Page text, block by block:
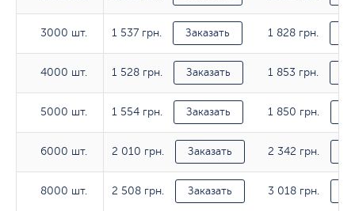
3000 шт.
4000 шт.
5000 шт.
6000 шт.
8000 шт.
3000 шт. 1 537 грн. Заказать 1 828 грн.
4000 шт. 1 528 грн. Заказать 1 853 грн.
5000 шт. 1 554 грн. Заказать 1 850 грн.
6000 шт. 2 010 грн. Заказать 2 342 грн.
8000 шт. 2 508 грн. Заказать 3 018 грн.